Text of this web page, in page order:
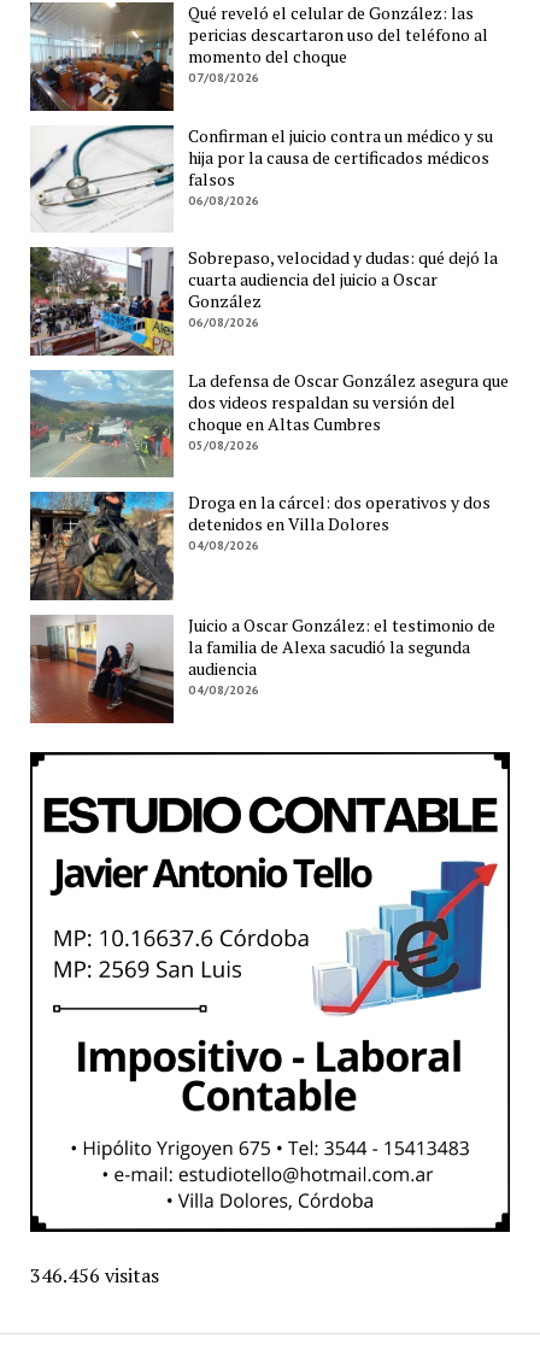
Qué reveló el celular de González: las
pericias descartaron uso del teléfono al
momento del choque
07/08/2026
Confirman el juicio contra un médico y su
hija por la causa de certificados médicos
falsos
06/08/2026
Sobrepaso, velocidad y dudas: qué dejó la
cuarta audiencia del juicio a Oscar
González
06/08/2026
La defensa de Oscar González asegura que
dos videos respaldan su versión del
choque en Altas Cumbres
05/08/2026
Droga en la cárcel: dos operativos y dos
detenidos en Villa Dolores
04/08/2026
Juicio a Oscar González: el testimonio de
la familia de Alexa sacudió la segunda
audiencia
04/08/2026
346.456 visitas